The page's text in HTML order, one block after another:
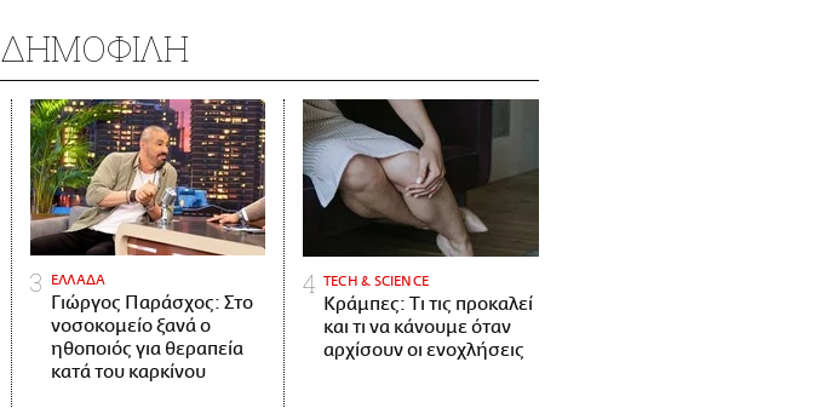
ΔΗΜΟΦΙΛΗ
ΕΛΛΑΔΑ
Γιώργος Παράσχος: Στο
νοσοκομείο ξανά ο
ηθοποιός για θεραπεία
κατά του καρκίνου
ΤECH & SCIENCE
Κράμπες: Τι τις προκαλεί
και τι να κάνουμε όταν
αρχίσουν οι ενοχλήσεις